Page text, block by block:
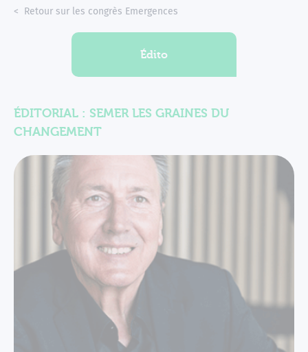
Accueil
Congrès
Retour sur les congrès Emergences
Édito
ÉDITORIAL : SEMER LES GRAINES DU
CHANGEMENT